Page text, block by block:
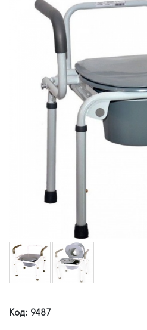
Код: 9487